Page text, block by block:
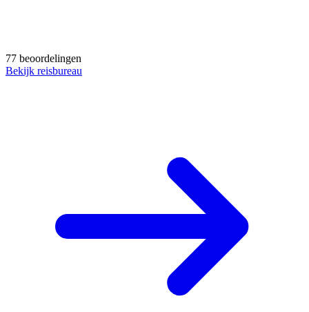
77 beoordelingen
Bekijk reisbureau